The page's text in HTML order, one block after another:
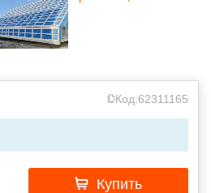
Код:62311165
Купить